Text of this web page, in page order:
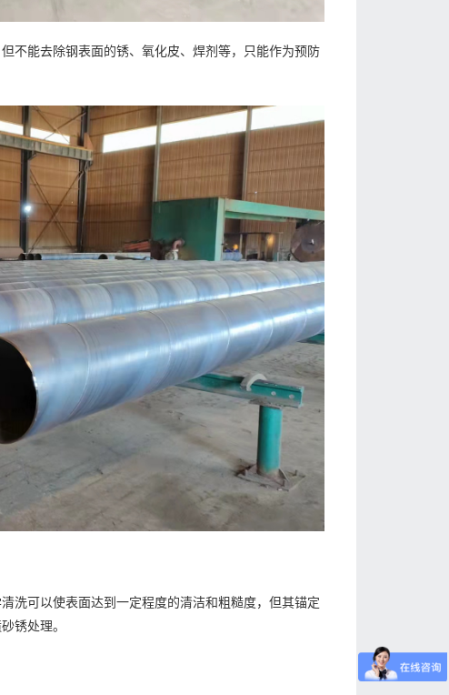
不能去除钢表面的锈、氧化皮、焊剂等，只能作为预防
洗可以使表面达到一定程度的清洁和粗糙度，但其锚定
锈处理。